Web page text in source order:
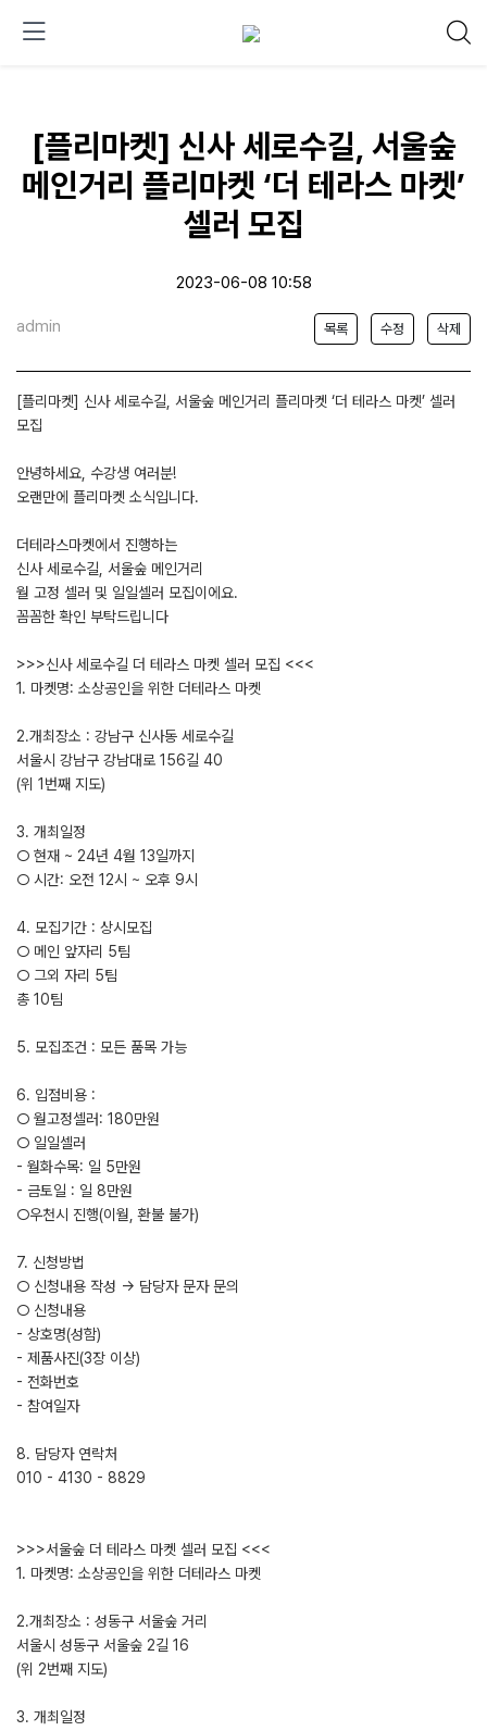
[플리마켓] 신사 세로수길, 서울숲
메인거리 플리마켓 ‘더 테라스 마켓’
셀러 모집
2023-06-08 10:58
admin 목록 수정 삭제
[플리마켓] 신사 세로수길, 서울숲 메인거리 플리마켓 ‘더 테라스 마켓’ 셀러
모집
안녕하세요, 수강생 여러분!
오랜만에 플리마켓 소식입니다.
더테라스마켓에서 진행하는
신사 세로수길, 서울숲 메인거리
월 고정 셀러 및 일일셀러 모집이에요.
꼼꼼한 확인 부탁드립니다
>>>신사 세로수길 더 테라스 마켓 셀러 모집 <<<
1. 마켓명: 소상공인을 위한 더테라스 마켓
2.개최장소 : 강남구 신사동 세로수길
서울시 강남구 강남대로 156길 40
(위 1번째 지도)
3. 개최일정
○ 현재 ~ 24년 4월 13일까지
○ 시간: 오전 12시 ~ 오후 9시
4. 모집기간 : 상시모집
○ 메인 앞자리 5팀
○ 그외 자리 5팀
총 10팀
5. 모집조건 : 모든 품목 가능
6. 입점비용 :
○ 월고정셀러: 180만원
○ 일일셀러
- 월화수목: 일 5만원
- 금토일 : 일 8만원
○우천시 진행(이월, 환불 불가)
7. 신청방법
○ 신청내용 작성 → 담당자 문자 문의
○ 신청내용
- 상호명(성함)
- 제품사진(3장 이상)
- 전화번호
- 참여일자
8. 담당자 연락처
010 - 4130 - 8829
>>>서울숲 더 테라스 마켓 셀러 모집 <<<
1. 마켓명: 소상공인을 위한 더테라스 마켓
2.개최장소 : 성동구 서울숲 거리
서울시 성동구 서울숲 2길 16
(위 2번째 지도)
3. 개최일정